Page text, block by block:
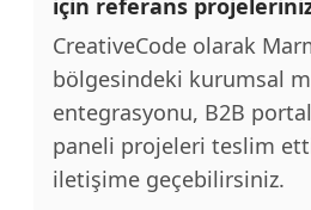
için referans
CreativeCode olarak
bölgesindeki kurumsal
entegrasyonu, B2B
paneli projeleri teslim
iletişime geçebilirsiniz.